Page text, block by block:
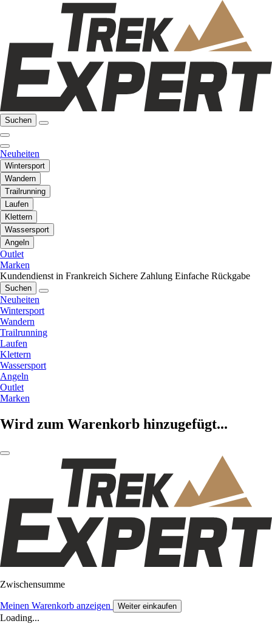
Suchen
Neuheiten
Wintersport
Wandern
Trailrunning
Laufen
Klettern
Wassersport
Angeln
Outlet
Marken
Kundendienst in Frankreich Sichere Zahlung Einfache Rückgabe
Suchen
Neuheiten
Wintersport
Wandern
Trailrunning
Laufen
Klettern
Wassersport
Angeln
Outlet
Marken
Wird zum Warenkorb hinzugefügt...
Zwischensumme
Meinen Warenkorb anzeigen Weiter einkaufen
Loading...